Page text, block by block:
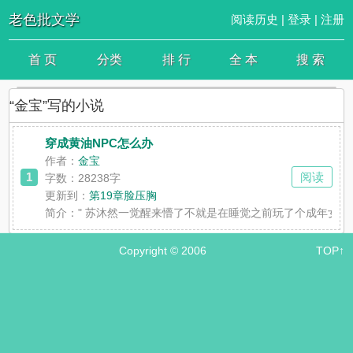
老色批文学 阅读历史 | 登录| 注册
首 页 分类 排 行 全 本 搜 索
“金宝”写的小说
1
穿成黄油NPC怎么办
作者：金宝
字数：28238字
更新到：第19章脸压胸
简介：" 苏沐然一觉醒来懵了不就是在睡觉之前玩了个成年女
阅读
Copyright © 2006 TOP↑